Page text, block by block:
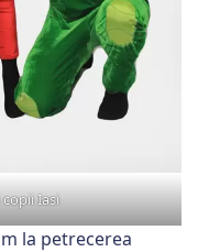
Iasi
la petrecerea